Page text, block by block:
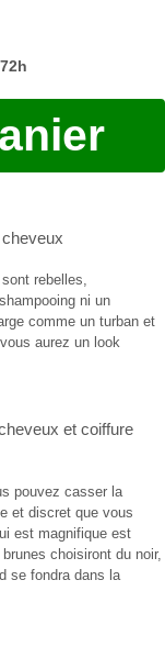
rebelles,
ni un
comme un turban et
aurez un look
et coiffure
pouvez casser la
et discret que vous
est magnifique est
choisiront du noir,
se fondra dans la